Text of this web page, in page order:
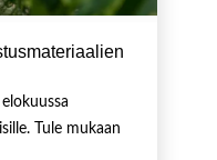
Tule mukaan